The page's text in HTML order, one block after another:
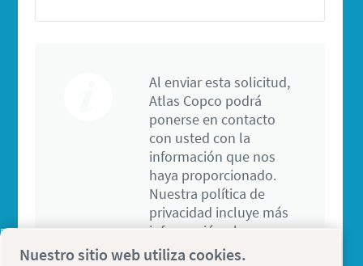
Al enviar esta solicitud,
Atlas Copco podrá
ponerse en contacto
con usted con la
información que nos
haya proporcionado.
Nuestra política de
privacidad incluye más
información al
respecto.
Nuestro sitio web utiliza cookies.